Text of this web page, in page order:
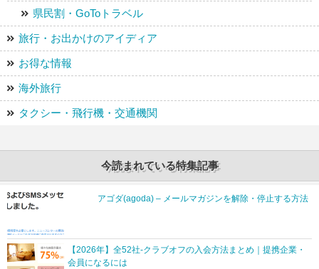
県民割・GoToトラベル
旅行・お出かけのアイディア
お得な情報
海外旅行
タクシー・飛行機・交通機関
今読まれている特集記事
アゴダ(agoda) – メールマガジンを解除・停止する方法
【2026年】全52社-クラブオフの入会方法まとめ｜提携企業・
会員になるには